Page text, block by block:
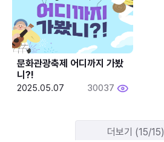
문화관광축제 어디까지 가봤
니?!
2025.05.07 30037
더보기 (15/15)